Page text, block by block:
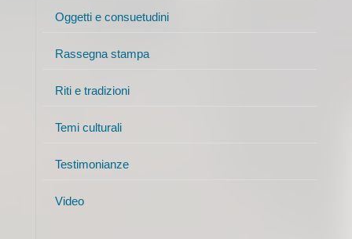
Oggetti e consuetudini
Rassegna stampa
Riti e tradizioni
Temi culturali
Testimonianze
Video